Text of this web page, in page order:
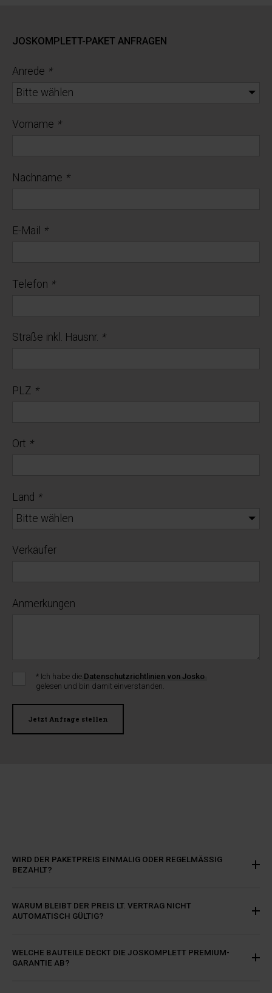
JOSKOMPLETT-PAKET ANFRAGEN
Anrede *
Vorname *
Nachname *
E-Mail *
Telefon *
Straße inkl. Hausnr. *
PLZ *
Ort *
Land *
Verkäufer
Anmerkungen
* Ich habe die Datenschutzrichtlinien von Josko
gelesen und bin damit einverstanden.
Jetzt Anfrage stellen
WIRD DER PAKETPREIS EINMALIG ODER REGELMÄSSIG B
EZAHLT?
WARUM BLEIBT DER PREIS LT. VERTRAG NICHT
AUTOMATISCH GÜLTIG?
WELCHE BAUTEILE DECKT DIE JOSKOMPLETT PREMIUM-
GARANTIE AB?